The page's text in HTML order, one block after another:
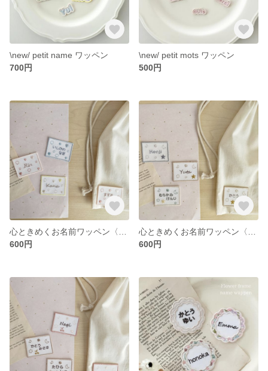
\new/ petit name ワッペン
700円
\new/ petit mots ワッペン
500円
600円
600円